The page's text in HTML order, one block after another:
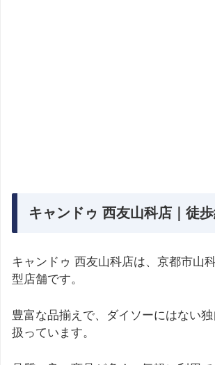
キャンドゥ 西友山科店｜徒
キャンドゥ 西友山科店は、京都市山
型店舗です。
豊富な品揃えで、ダイソーにはない
扱っています。